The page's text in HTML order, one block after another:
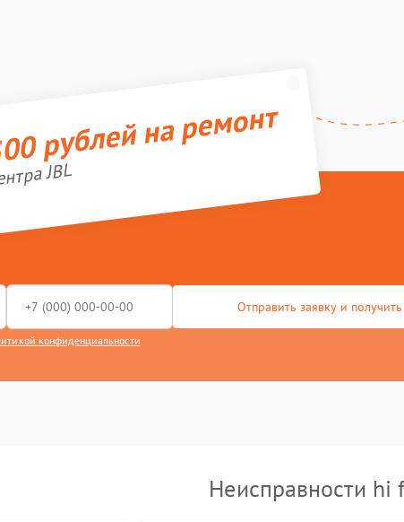
рублей на ремонт
JBL
Отправить заявку и
конфиденциальности
Неисправности hi